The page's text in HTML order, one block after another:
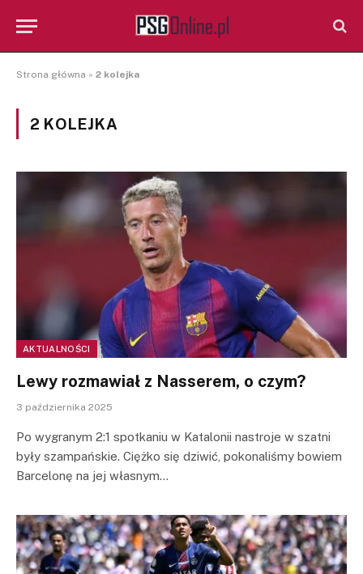
Strona główna » 2 kolejka
2 KOLEJKA
AKTUALNOŚCI
Lewy rozmawiał z Nasserem, o czym?
3 października 2025
Po wygranym 2:1 spotkaniu w Katalonii nastroje w szatni
były szampańskie. Ciężko się dziwić, pokonaliśmy bowiem
Barcelonę na jej własnym…